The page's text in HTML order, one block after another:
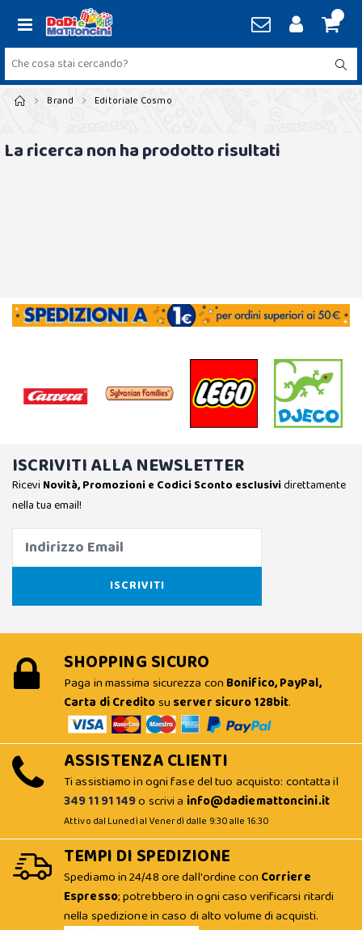
Brand Editoriale Cosmo
La ricerca non ha prodotto risultati
ISCRIVITI ALLA NEWSLETTER
Ricevi Novità, Promozioni e Codici Sconto esclusividirettamente
nella tua email!
SHOPPING SICURO
Paga in massima sicurezza con Bonifico, PayPal,
Carta di Creditosu server sicuro 128bit.
ASSISTENZA CLIENTI
Ti assistiamo in ogni fase del tuo acquisto: contatta il
349 11 91 149o scrivi a info@dadiemattoncini.it
Attivo dal Lunedì al Venerdì dalle 9:30 alle 16:30
TEMPI DI SPEDIZIONE
Spediamo in 24/48 ore dall'ordine con Corriere
Espresso; potrebbero in ogni caso verificarsi ritardi
nella spedizione in caso di alto volume di acquisti.